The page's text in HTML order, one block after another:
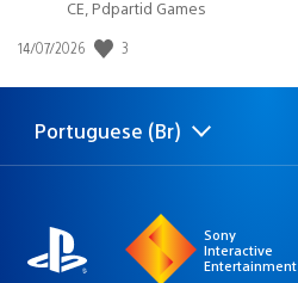
CE, Pdpartid Games
Data
publicação:
14/07/2026 3
Selecione
uma
Região
atual:
Portuguese (Br)
Sony
Interactive
Entertainment